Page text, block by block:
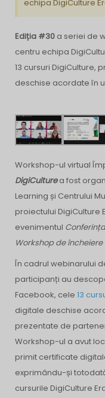
echipa DigiCulture
Ediția #30 a seriei de
centru echipa
13 cursuri DigiCulture,
deschise acordate în
Workshop-ul virtual
DigiCulturea fost
Learning și Centrului
proiectului DigiCulture
evenimentul
Workshop de
În cadrul webinarului
participanți au
Facebook, cele 13
digitale deschise
prezentate de
Workshop-ul a avut
primit certificate
exprimându-și
cursurile DigiCulture